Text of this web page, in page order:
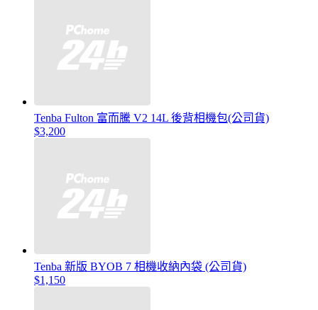
Tenba Fulton 富而騰 V2 14L 後背相機包(公司貨)
$3,200
Tenba 新版 BYOB 7 相機收納內袋 (公司貨)
$1,150